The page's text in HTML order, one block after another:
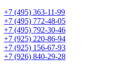
+7 (495) 363-11-99
+7 (495) 772-48-05
+7 (495) 792-30-46
+7 (925) 220-86-94
+7 (925) 156-67-93
+7 (926) 840-29-28